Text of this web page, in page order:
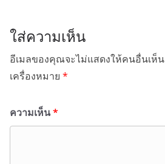
ใส่ความเห็น
อีเมลของคุณจะไม่แสดงให้คนอื่นเห็น
เครื่องหมาย *
ความเห็น*